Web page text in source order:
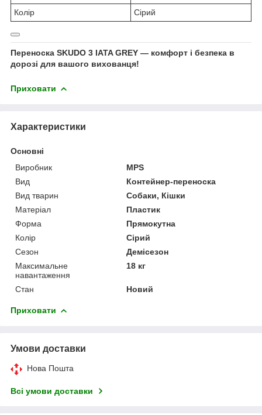
Колір
Сірий
Переноска SKUDO 3 IATA GREY — комфорт і безпека в
дорозі для вашого вихованця!
Приховати
Характеристики
Основні
Виробник
MPS
Вид
Контейнер-переноска
Вид тварин
Собаки, Кішки
Матеріал
Пластик
Форма
Прямокутна
Колір
Сірий
Сезон
Демісезон
Максимальне
навантаження
18 кг
Стан Новий
Приховати
Умови доставки
Нова Пошта
Всі умови доставки